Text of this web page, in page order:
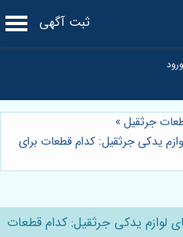
ثبت آگهی
جرثقیل»
یدکی جرثقیل: کدام قطعات برای
لوازم یدکی جرثقیل: کدام قطعات